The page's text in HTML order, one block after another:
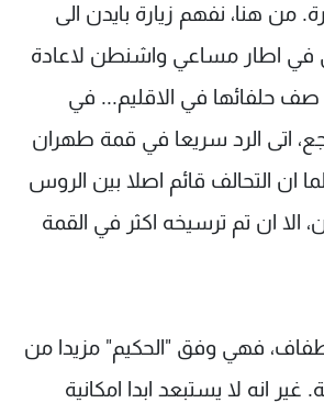
من هنا، نفهم زيارة بايدن الى
في اطار مساعي واشنطن لاعادة
حلفائها في الاقليم... في
اتى الرد سريعا في قمة طهران
ان التحالف قائم اصلا بين الروس
الا ان تم ترسيخه اكثر في القمة
فهي وفق "الحكيم" مزيدا من
انه لا يستبعد ابدا امكانية